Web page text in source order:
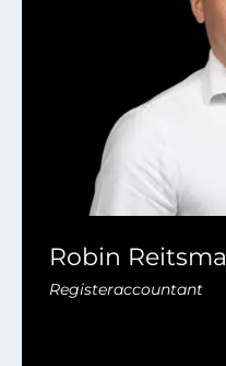
Robin Reitsma
Registeraccountant